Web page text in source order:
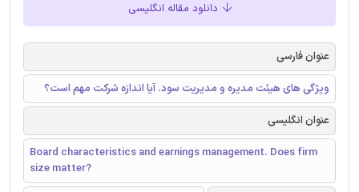
دانلود مقاله انگلیسی
عنوان فارسی
ویژگی های هیئت مدیره و مدیریت سود. آیا اندازه شرکت مهم است؟
عنوان انگلیسی
Board characteristics and earnings management. Does firm
size matter?